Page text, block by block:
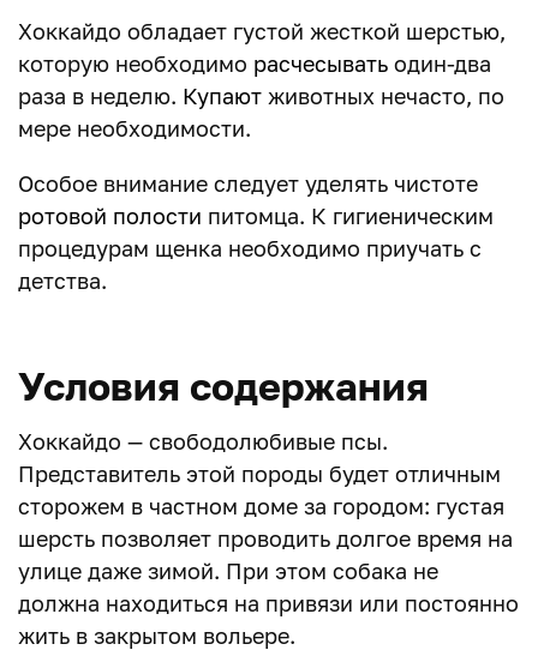
Хоккайдо обладает густой жесткой шерстью,
которую необходимо расчесывать один-два
раза в неделю. Купают животных нечасто, по
мере необходимости.
Особое внимание следует уделять чистоте
ротовой полости питомца. К гигиеническим
процедурам щенка необходимо приучать с
детства.
Условия содержания
Хоккайдо — свободолюбивые псы.
Представитель этой породы будет отличным
сторожем в частном доме за городом: густая
шерсть позволяет проводить долгое время на
улице даже зимой. При этом собака не
должна находиться на привязи или постоянно
жить в закрытом вольере.